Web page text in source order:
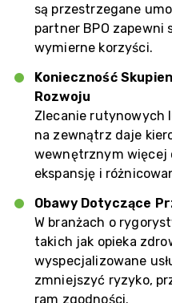
są przestrzegane
partner BPO
wymierne korzyści.
Konieczność
Rozwoju
Zlecanie rutynowych
na zewnątrz daje
wewnętrznym więcej
ekspansję i
Obawy Dotyczące
W branżach o
takich jak opieka
wyspecjalizowane
zmniejszyć ryzyko,
ram zgodności.